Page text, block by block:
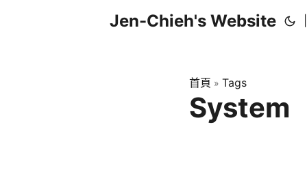
Jen-Chieh's Website
首頁 » Tags
System